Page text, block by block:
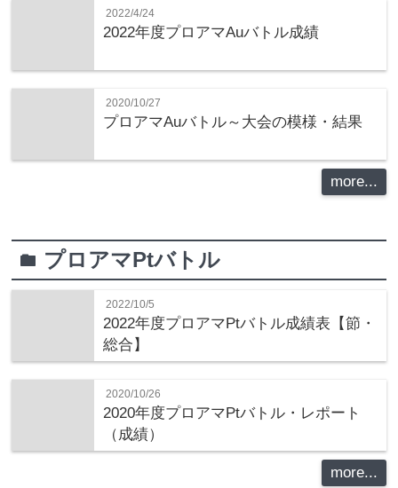
2022/4/24
2022年度プロアマAuバトル成績
2020/10/27
プロアマAuバトル～大会の模様・結果
more...
folder プロアマPtバトル
2022/10/5
2022年度プロアマPtバトル成績表【節・
総合】
2020/10/26
2020年度プロアマPtバトル・レポート
（成績）
more...